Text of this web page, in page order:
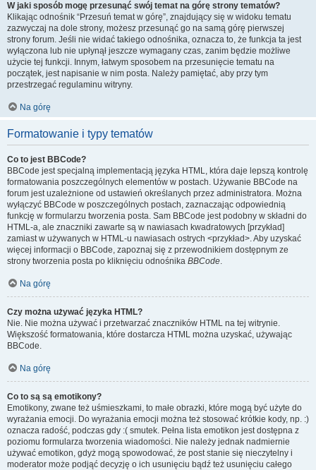
W jaki sposób mogę przesunąć swój temat na górę strony tematów?
Klikając odnośnik “Przesuń temat w górę”, znajdujący się w widoku tematu
zazwyczaj na dole strony, możesz przesunąć go na samą górę pierwszej
strony forum. Jeśli nie widać takiego odnośnika, oznacza to, że funkcja ta jest
wyłączona lub nie upłynął jeszcze wymagany czas, zanim będzie możliwe
użycie tej funkcji. Innym, łatwym sposobem na przesunięcie tematu na
początek, jest napisanie w nim posta. Należy pamiętać, aby przy tym
przestrzegać regulaminu witryny.
Na górę
Formatowanie i typy tematów
Co to jest BBCode?
BBCode jest specjalną implementacją języka HTML, która daje lepszą kontrolę
formatowania poszczególnych elementów w postach. Używanie BBCode na
forum jest uzależnione od ustawień określanych przez administratora. Można
wyłączyć BBCode w poszczególnych postach, zaznaczając odpowiednią
funkcję w formularzu tworzenia posta. Sam BBCode jest podobny w składni do
HTML-a, ale znaczniki zawarte są w nawiasach kwadratowych [przykład]
zamiast w używanych w HTML-u nawiasach ostrych <przykład>. Aby uzyskać
więcej informacji o BBCode, zapoznaj się z przewodnikiem dostępnym ze
strony tworzenia posta po kliknięciu odnośnika BBCode.
Na górę
Czy można używać języka HTML?
Nie. Nie można używać i przetwarzać znaczników HTML na tej witrynie.
Większość formatowania, które dostarcza HTML można uzyskać, używając
BBCode.
Na górę
Co to są są emotikony?
Emotikony, zwane też uśmieszkami, to małe obrazki, które mogą być użyte do
wyrażania emocji. Do wyrażania emocji można też stosować krótkie kody, np. :)
oznacza radość, podczas gdy :( smutek. Pełna lista emotikon jest dostępna z
poziomu formularza tworzenia wiadomości. Nie należy jednak nadmiernie
używać emotikon, gdyż mogą spowodować, że post stanie się nieczytelny i
moderator może podjąć decyzję o ich usunięciu bądź też usunięciu całego